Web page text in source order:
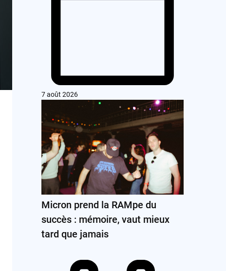
7 août 2026
Micron prend la RAMpe du
succès : mémoire, vaut mieux
tard que jamais